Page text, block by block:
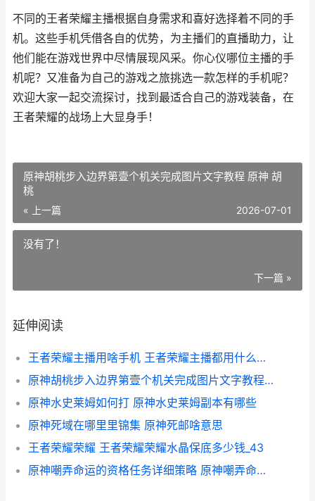
不同的王者荣耀主播根据自身需求和喜好选择着不同的手
机。这些手机凭借各自的优势，为主播们的直播助力，让
他们能在游戏世界中尽情展现风采。你心仪哪位主播的手
机呢？又准备为自己的游戏之旅挑选一款怎样的手机呢？
欢迎大家一起交流探讨，找到最适合自己的游戏装备，在
王者荣耀的战场上大显身手！
原神胡桃步入边界第壹个机关完成图片文字教程 原神 胡
桃
« 上一篇 2026-07-01
没有了！
下一篇 »
延伸阅读
王者荣耀主播用啥手机 王者荣耀主播都用什么手机玩
原神胡桃步入边界第壹个机关完成图片文字教程 原神 胡桃
原神水史莱姆如何打 原神水史莱姆副本有哪些
原神死域在哪里里锦集 原神死邮啥意思
王者荣耀荣耀 王者荣耀荣耀水晶保底多少钱_43
原神嘲弄命运的资格任务详细策略 原神嘲弄命运的英雄